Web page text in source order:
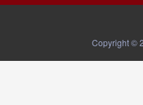
Copyright ©